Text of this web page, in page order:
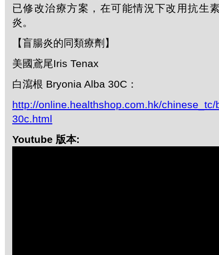
已修改治療方案，在可能情況下改用抗生
炎。
【盲腸炎的同類療劑】
美國鳶尾Iris Tenax
白瀉根 Bryonia Alba 30C：
http://online.healthshop.com.hk/chinese_tc/
30c.html
Youtube 版本: